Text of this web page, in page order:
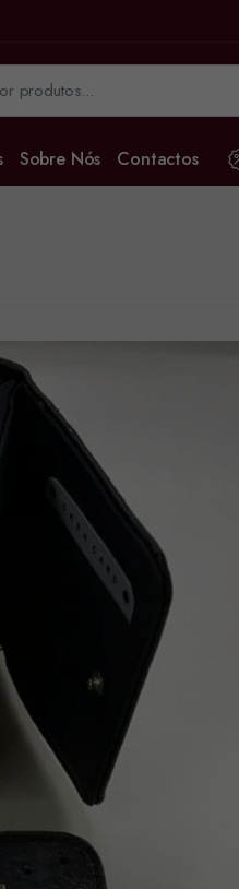
Sobre Nós Contactos